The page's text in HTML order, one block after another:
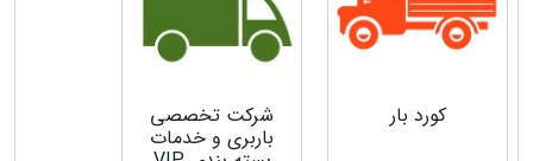
کورد بار شرکت تخصصی
باربری و خدمات